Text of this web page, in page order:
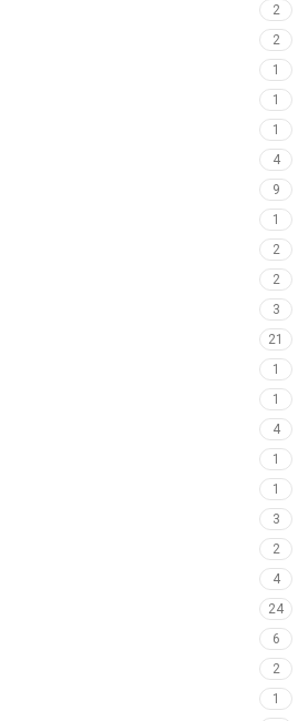
2
2
1
1
1
4
9
1
2
2
3
21
1
1
4
1
1
3
2
4
24
6
2
1